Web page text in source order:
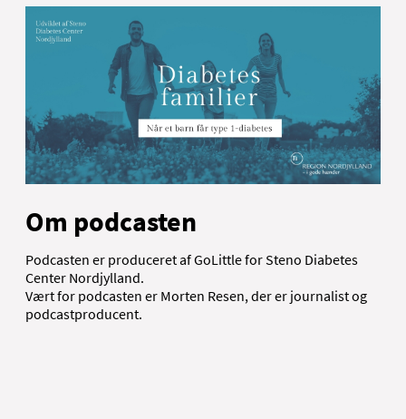
Om podcasten
Podcasten er produceret af GoLittle for Steno Diabetes
Center Nordjylland.
Vært for podcasten er Morten Resen, der er journalist og
podcastproducent.